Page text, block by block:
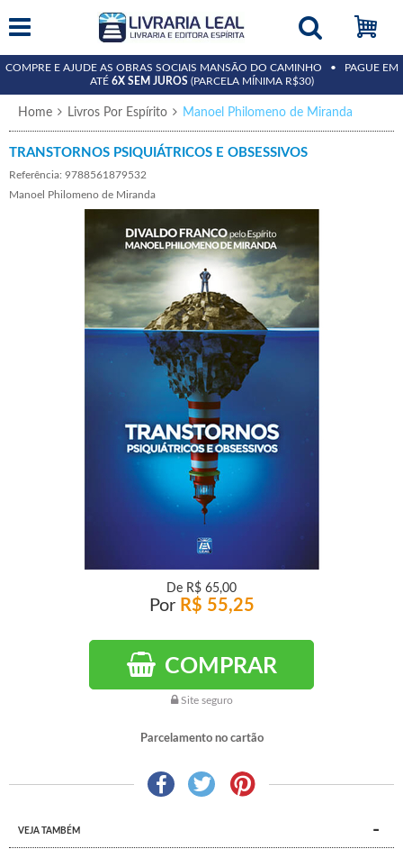
COMPRE E AJUDE AS OBRAS SOCIAIS MANSÃO DO CAMINHO • PAGUE EM
ATÉ 6X SEM JUROS (PARCELA MÍNIMA R$30)
Home Livros Por Espírito Manoel Philomeno de Miranda
TRANSTORNOS PSIQUIÁTRICOS E OBSESSIVOS
Referência: 9788561879532
Manoel Philomeno de Miranda
De R$ 65,00
Por R$ 55,25
COMPRAR
Site seguro
Parcelamento no cartão
VEJA TAMBÉM